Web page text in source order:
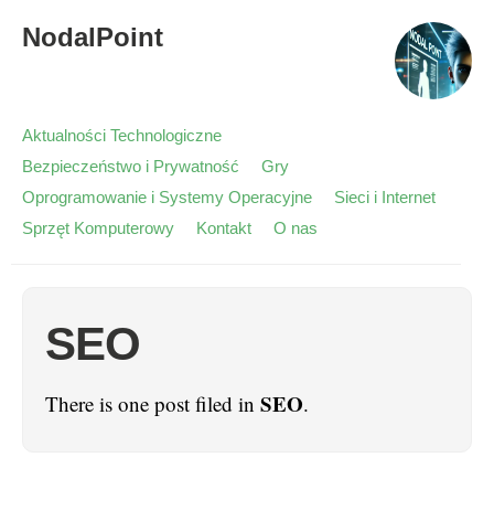
NodalPoint
Aktualności Technologiczne
Bezpieczeństwo i Prywatność
Gry
Oprogramowanie i Systemy Operacyjne
Sieci i Internet
Sprzęt Komputerowy
Kontakt O nas
SEO
There is one post filed in SEO.